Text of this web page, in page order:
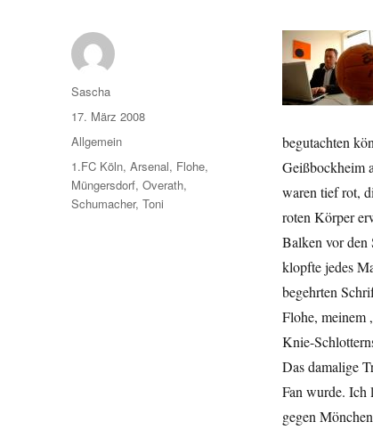
begutachten
Geißbockheim
waren tief rot,
roten Körper
Balken vor den
klopfte jedes
begehrten
Flohe, meinem
Knie-
Das damalige
Fan wurde. Ich
gegen
Autor
Sascha
Veröffentlicht
am
17. März 2008
Kategorien
Allgemein
Schlagwörter
1.FC Köln,Arsenal, Flohe,
Müngersdorf,Overath,
Schumacher,Toni